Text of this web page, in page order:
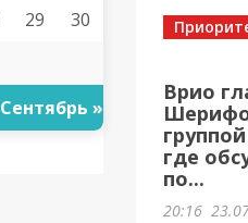
29
30
Сентябрь »
Врио
где
по...
20:16